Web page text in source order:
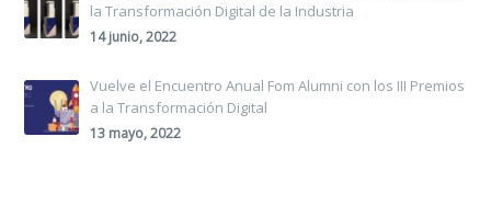
la Transformación Digital de la Industria
14 junio, 2022
Vuelve el Encuentro Anual Fom Alumni con los III Premios
a la Transformación Digital
13 mayo, 2022